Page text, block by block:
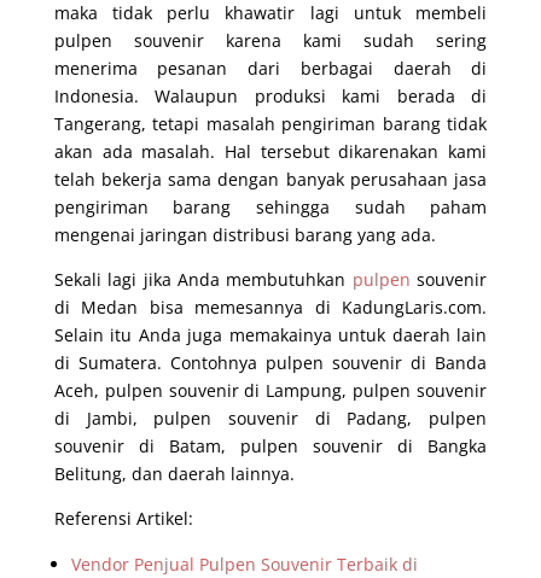
maka tidak perlu khawatir lagi untuk membeli
pulpen souvenir karena kami sudah sering
menerima pesanan dari berbagai daerah di
Indonesia.Walaupun produksi kami berada di
Tangerang, tetapi masalah pengiriman barang tidak
akan ada masalah. Hal tersebut dikarenakan kami
telah bekerja sama dengan banyak perusahaan jasa
pengiriman barang sehingga sudah paham
mengenai jaringan distribusi barang yang ada.
Sekali lagi jika Anda membutuhkan pulpen souvenir
di Medan bisa memesannya di KadungLaris.com.
Selain itu Anda juga memakainya untuk daerah lain
di Sumatera. Contohnya pulpen souvenir di Banda
Aceh, pulpen souvenir di Lampung, pulpen souvenir
di Jambi, pulpen souvenir di Padang, pulpen
souvenir di Batam, pulpen souvenir di Bangka
Belitung, dan daerah lainnya.
Referensi Artikel:
Vendor Penjual Pulpen Souvenir Terbaik di